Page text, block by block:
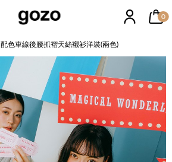
0
配色車線後腰抓褶天絲襯衫洋裝(兩色)